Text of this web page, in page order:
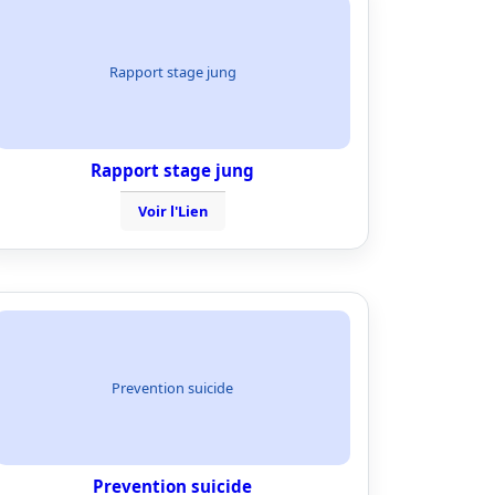
Rapport stage jung
Rapport stage jung
Voir l'Lien
Prevention suicide
Prevention suicide